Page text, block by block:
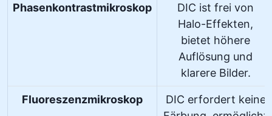
Phasenkontrastmikroskop
DIC ist frei von
Halo-Effekten,
bietet höhere
Auflösung und
klarere Bilder.
Fluoreszenzmikroskop
DIC erfordert keine